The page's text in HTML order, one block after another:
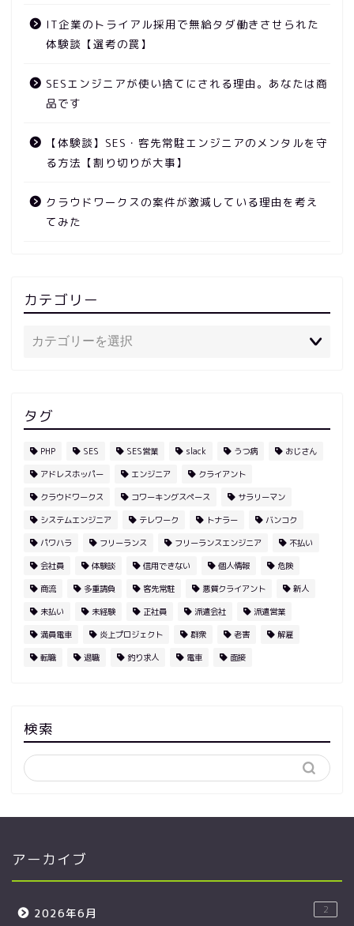
IT企業のトライアル採用で無給タダ働きさせられた
体験談【選考の罠】
SESエンジニアが使い捨てにされる理由。あなたは商
品です
【体験談】SES・客先常駐エンジニアのメンタルを守
る方法【割り切りが大事】
クラウドワークスの案件が激減している理由を考え
てみた
カテゴリー
タグ
PHP SES SES営業 slack うつ病 おじさん
アドレスホッパー エンジニア クライアント
クラウドワークス コワーキングスペース サラリーマン
システムエンジニア テレワーク トナラー バンコク
パワハラ フリーランス フリーランスエンジニア 不払い
会社員 体験談 信用できない 個人情報 危険
商流 多重請負 客先常駐 悪質クライアント 新人
未払い 未経験 正社員 派遣会社 派遣営業
満員電車 炎上プロジェクト 群衆 老害 解雇
転職 退職 釣り求人 電車 面接
検索
アーカイブ
2026年6月 2